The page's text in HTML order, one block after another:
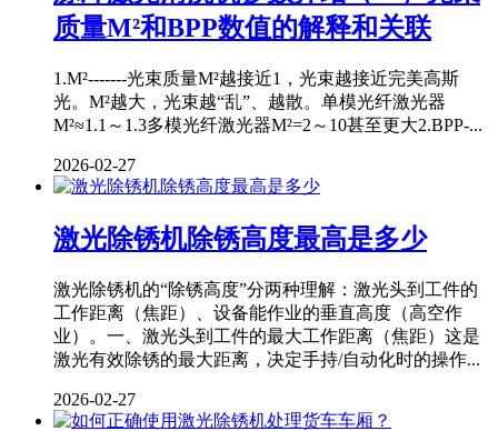
质量M²和BPP数值的解释和关联
1.M²-------光束质量M²越接近1，光束越接近完美高斯
光。M²越大，光束越“乱”、越散。单模光纤激光器
M²≈1.1～1.3多模光纤激光器M²=2～10甚至更大2.BPP-...
2026-02-27
激光除锈机除锈高度最高是多少
激光除锈机的“除锈高度”分两种理解：激光头到工件的
工作距离（焦距）、设备能作业的垂直高度（高空作
业）。一、激光头到工件的最大工作距离（焦距）这是
激光有效除锈的最大距离，决定手持/自动化时的操作...
2026-02-27